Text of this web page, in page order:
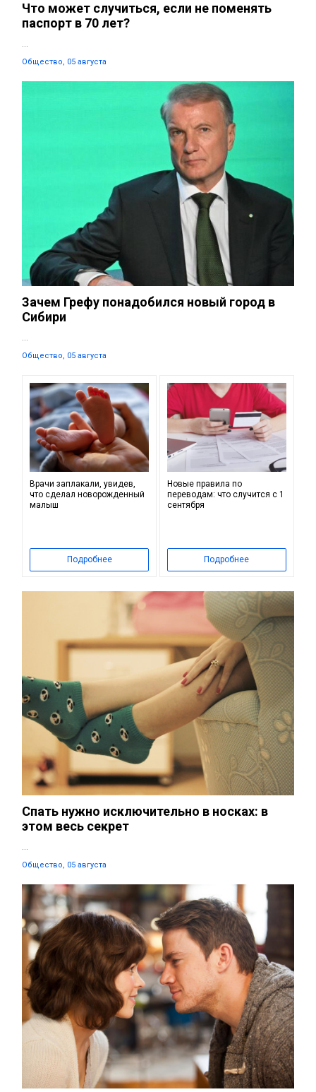
Что может случиться, если не поменять
паспорт в 70 лет?
...
Общество, 05 августа
Зачем Грефу понадобился новый город в
Сибири
Общество, 05 августа
Врачи заплакали, увидев,
что сделал новорожденный
малыш
Подробнее
Новые правила по
переводам: что случится с 1
сентября
Подробнее
Спать нужно исключительно в носках: в
этом весь секрет
...
Общество, 05 августа